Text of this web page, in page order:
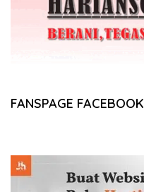
FANSPAGE FACEBOOK